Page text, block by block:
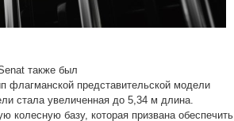
также был
флагманской представительской модели
стала увеличенная до 5,34 м длина.
колесную базу, которая призвана обеспечить